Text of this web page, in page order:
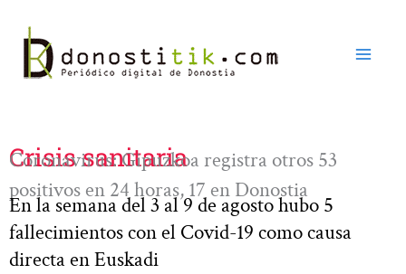
contenido
Crisis sanitaria
Coronavirus: Gipuzkoa registra otros 53
positivos en 24 horas, 17 en Donostia
En la semana del 3 al 9 de agosto hubo 5
fallecimientos con el Covid-19 como causa
directa en Euskadi